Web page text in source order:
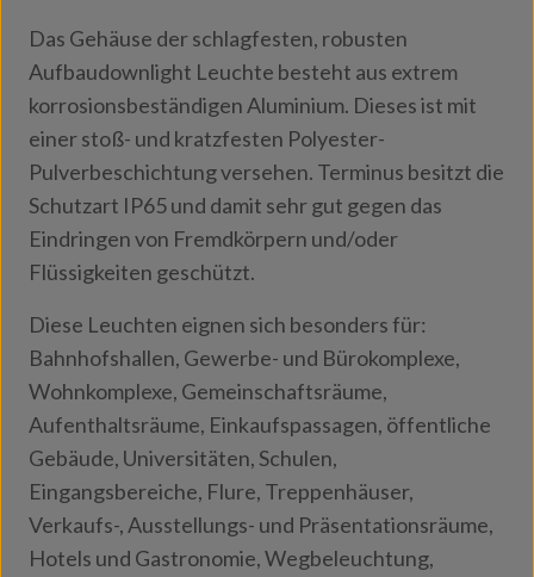
Das Gehäuse der schlagfesten, robusten
Aufbaudownlight Leuchte besteht aus extrem
korrosionsbeständigen Aluminium. Dieses ist mit
einer stoß- und kratzfesten Polyester-
Pulverbeschichtung versehen. Terminus besitzt die
Schutzart IP65 und damit sehr gut gegen das
Eindringen von Fremdkörpern und/oder
Flüssigkeiten geschützt.
Diese Leuchten eignen sich besonders für:
Bahnhofshallen, Gewerbe- und Bürokomplexe,
Wohnkomplexe, Gemeinschaftsräume,
Aufenthaltsräume, Einkaufspassagen, öffentliche
Gebäude, Universitäten, Schulen,
Eingangsbereiche, Flure, Treppenhäuser,
Verkaufs-, Ausstellungs- und Präsentationsräume,
Hotels und Gastronomie, Wegbeleuchtung,